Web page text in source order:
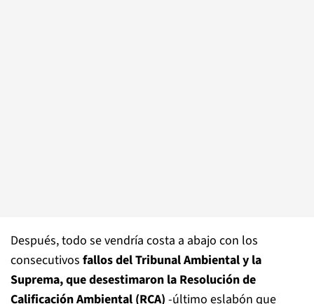
Después, todo se vendría costa a abajo con los
consecutivos fallos del Tribunal Ambiental y la
Suprema, que desestimaron la Resolución de
Calificación Ambiental (RCA) -último eslabón que